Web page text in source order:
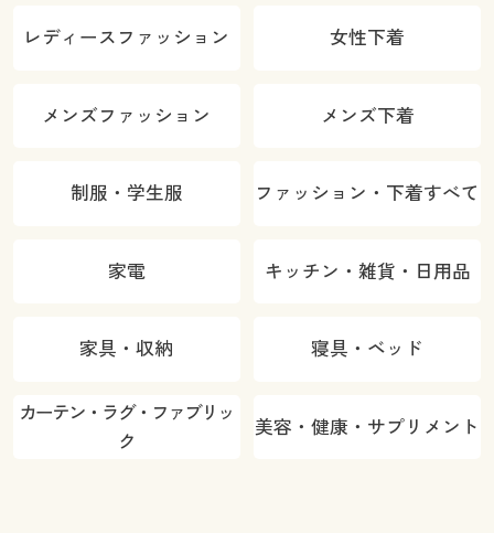
レディースファッション 女性下着
メンズファッション メンズ下着
制服・学生服 ファッション・下着すべて
家電 キッチン・雑貨・日用品
家具・収納 寝具・ベッド
カーテン・ラグ・ファブリッ
ク
美容・健康・サプリメント